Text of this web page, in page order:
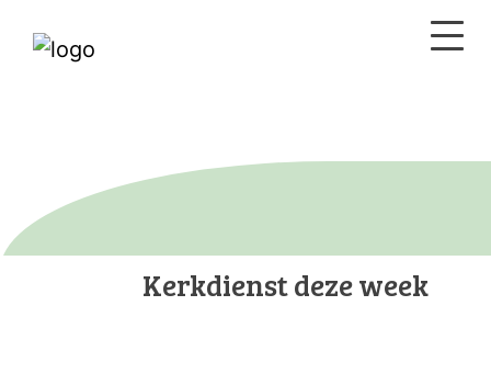
Kerkdienst deze week